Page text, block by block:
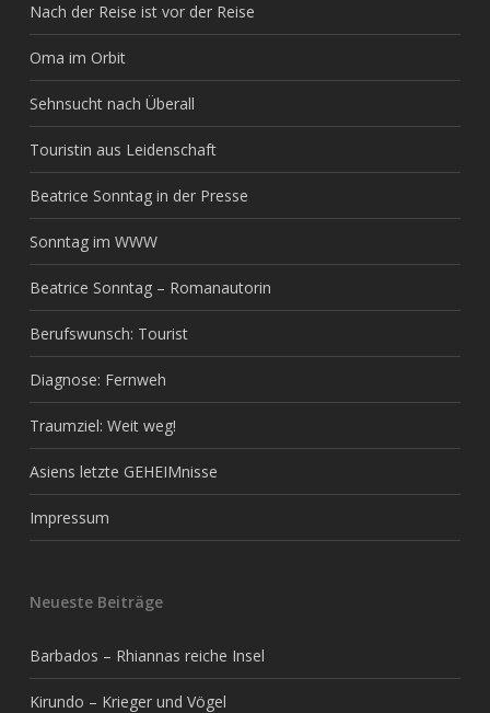
Nach der Reise ist vor der Reise
Oma im Orbit
Sehnsucht nach Überall
Touristin aus Leidenschaft
Beatrice Sonntag in der Presse
Sonntag im WWW
Beatrice Sonntag – Romanautorin
Berufswunsch: Tourist
Diagnose: Fernweh
Traumziel: Weit weg!
Asiens letzte GEHEIMnisse
Impressum
Neueste Beiträge
Barbados – Rhiannas reiche Insel
Kirundo – Krieger und Vögel